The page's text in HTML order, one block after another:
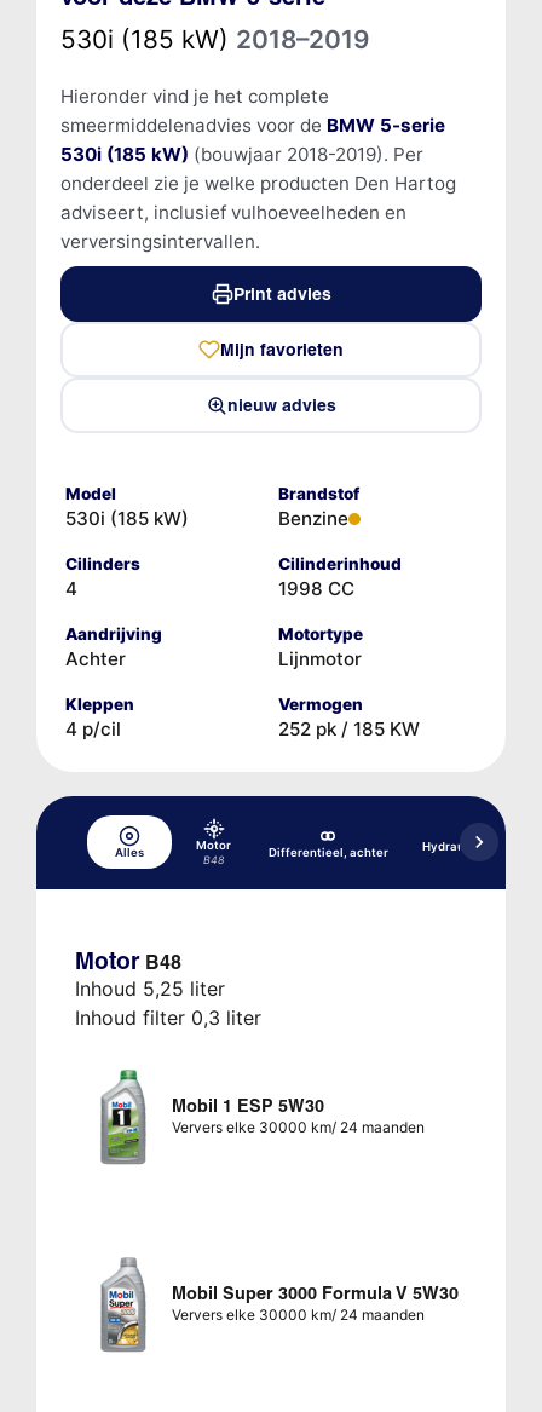
530i (185 kW) 2018–2019
Hieronder vind je het complete
smeermiddelenadvies voor de BMW 5-serie
530i (185 kW) (bouwjaar 2018-2019). Per
onderdeel zie je welke producten Den Hartog
adviseert, inclusief vulhoeveelheden en
verversingsintervallen.
Print advies
Mijn favorieten
nieuw advies
Model
530i (185 kW)
Brandstof
Benzine
Cilinders
4
Cilinderinhoud
1998 CC
Aandrijving
Achter
Motortype
Lijnmotor
Kleppen
4 p/cil
Vermogen
252 pk / 185 KW
Alles
Motor
B48
Differentieel, achter
Hydraulisch
DSC
Motor B48
Inhoud 5,25 liter
Inhoud filter 0,3 liter
Mobil 1 ESP 5W30
Ververs elke 30000 km/ 24 maanden
Mobil Super 3000 Formula V 5W30
Ververs elke 30000 km/ 24 maanden